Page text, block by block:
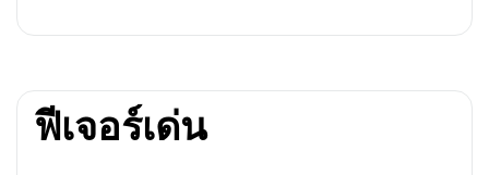
ฟีเจอร์เด่น